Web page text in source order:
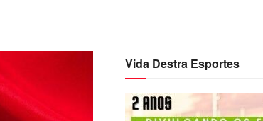
Vida Destra Esportes